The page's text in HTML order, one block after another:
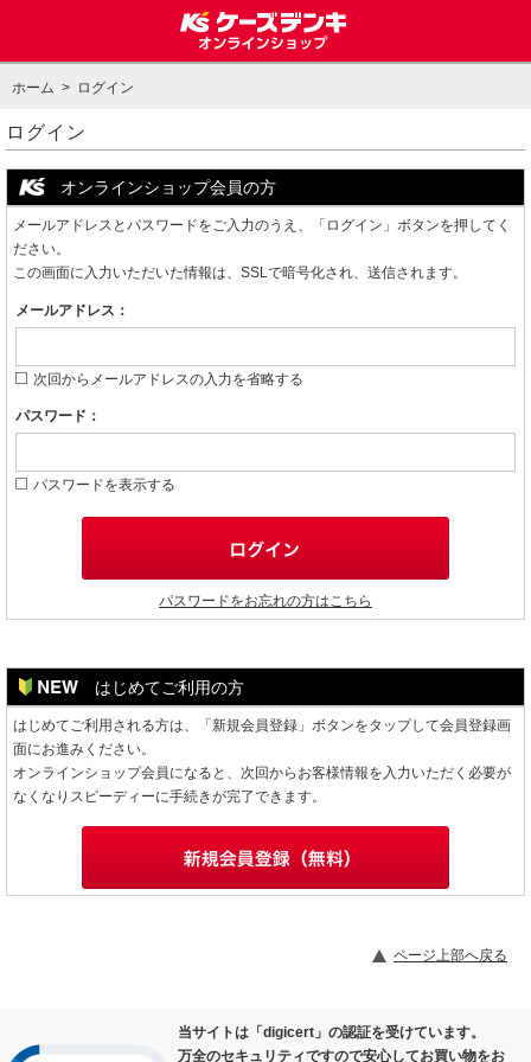
ホーム > ログイン
ログイン
オンラインショップ会員の方
メールアドレスとパスワードをご入力のうえ、「ログイン」ボタンを押してく
ださい。
この画面に入力いただいた情報は、SSLで暗号化され、送信されます。
メールアドレス：
次回からメールアドレスの入力を省略する
パスワード：
パスワードを表示する
パスワードをお忘れの方はこちら
はじめてご利用の方
はじめてご利用される方は、「新規会員登録」ボタンをタップして会員登録画
面にお進みください。
オンラインショップ会員になると、次回からお客様情報を入力いただく必要が
なくなりスピーディーに手続きが完了できます。
ページ上部へ戻る
当サイトは「digicert」の認証を受けています。
万全のセキュリティですので安心してお買い物をお